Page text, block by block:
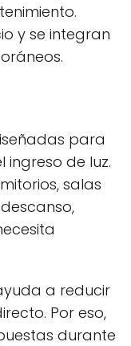
y se integran
para
de luz.
salas
a reducir
Por eso,
durante